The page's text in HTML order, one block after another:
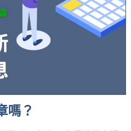
嗎？